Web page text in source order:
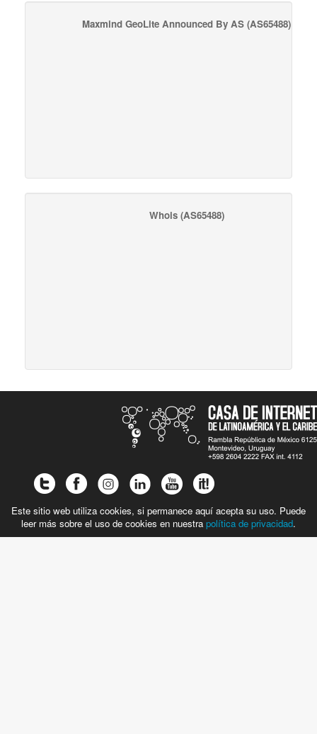
Maxmind GeoLite Announced By AS (AS65488)
Whois(AS65488)
Este sitio web utiliza cookies, si permanece aquí acepta su uso. Puede
leer más sobre el uso de cookies en nuestra política de privacidad.